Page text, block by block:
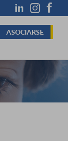
ASOCIARSE